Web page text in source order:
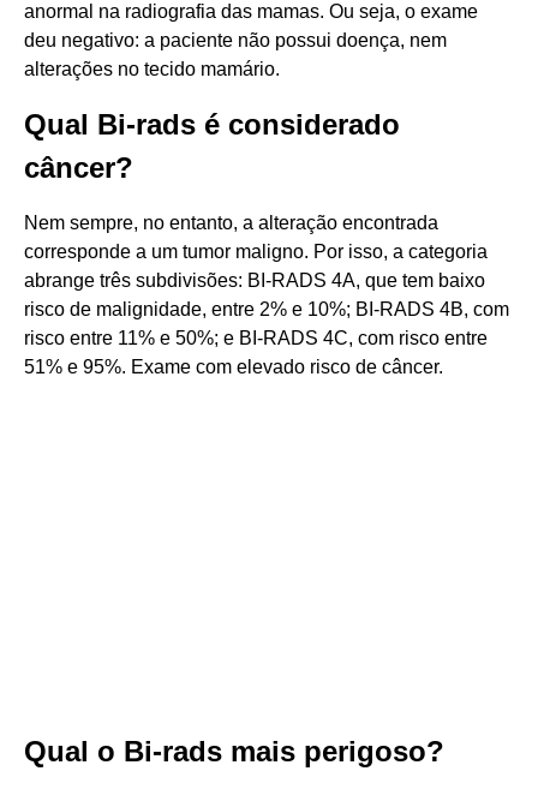
anormal na radiografia das mamas. Ou seja, o exame
deu negativo: a paciente não possui doença, nem
alterações no tecido mamário.
Qual Bi-rads é considerado
câncer?
Nem sempre, no entanto, a alteração encontrada
corresponde a um tumor maligno. Por isso, a categoria
abrange três subdivisões: BI-RADS 4A, que tem baixo
risco de malignidade, entre 2% e 10%; BI-RADS 4B, com
risco entre 11% e 50%; e BI-RADS 4C, com risco entre
51% e 95%. Exame com elevado risco de câncer.
Qual o Bi-rads mais perigoso?